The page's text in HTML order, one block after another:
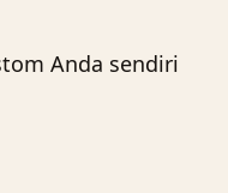
Anda sendiri